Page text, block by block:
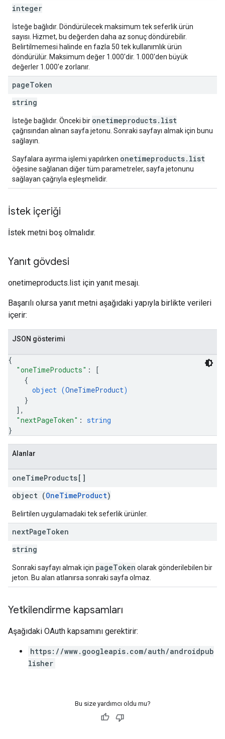
integer
İsteğe bağlıdır. Döndürülecek maksimum tek seferlik ürün
sayısı. Hizmet, bu değerden daha az sonuç döndürebilir.
Belirtilmemesi halinde en fazla 50 tek kullanımlık ürün
döndürülür. Maksimum değer 1.000'dir. 1.000'den büyük
değerler 1.000'e zorlanır.
pageToken
string
İsteğe bağlıdır. Önceki bir onetimeproducts.list
çağrısından alınan sayfa jetonu. Sonraki sayfayı almak için bunu
sağlayın.
Sayfalara ayırma işlemi yapılırken onetimeproducts.list
öğesine sağlanan diğer tüm parametreler, sayfa jetonunu
sağlayan çağrıyla eşleşmelidir.
İstek içeriği
İstek metni boş olmalıdır.
Yanıt gövdesi
onetimeproducts.list için yanıt mesajı.
Başarılı olursa yanıt metni aşağıdaki yapıyla birlikte verileri
içerir:
JSON gösterimi
{
"oneTimeProducts" :
[
{
object (OneTimeProduct)
}
] ,
"nextPageToken" : string
}
Alanlar
oneTimeProducts[]
object (OneTimeProduct)
Belirtilen uygulamadaki tek seferlik ürünler.
nextPageToken
string
Sonraki sayfayı almak için pageToken olarak gönderilebilen bir
jeton. Bu alan atlanırsa sonraki sayfa olmaz.
Yetkilendirme kapsamları
Aşağıdaki OAuth kapsamını gerektirir:
https://www.googleapis.com/auth/androidpub
lisher
Bu size yardımcı oldu mu?